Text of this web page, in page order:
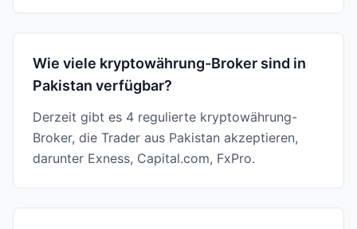
Wie viele kryptowährung-Broker sind in
Pakistan verfügbar?
Derzeit gibt es 4 regulierte kryptowährung-
Broker, die Trader aus Pakistan akzeptieren,
darunter Exness, Capital.com, FxPro.